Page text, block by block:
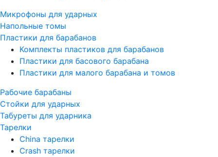
Микрофоны для ударных
Напольные томы
Пластики для барабанов
Комплекты пластиков для барабанов
Пластики для басового барабана
Пластики для малого барабана и томов
Рабочие барабаны
Стойки для ударных
Табуреты для ударника
Тарелки
China тарелки
Crash тарелки